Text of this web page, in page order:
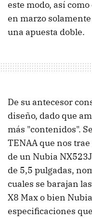
este modo, así
en marzo
una apuesta doble.
De su antecesor
diseño, dado que
más "contenidos".
TENAA que nos trae
de un Nubia
de 5,5 pulgadas,
cuales se barajan
X8 Max o bien
especificaciones